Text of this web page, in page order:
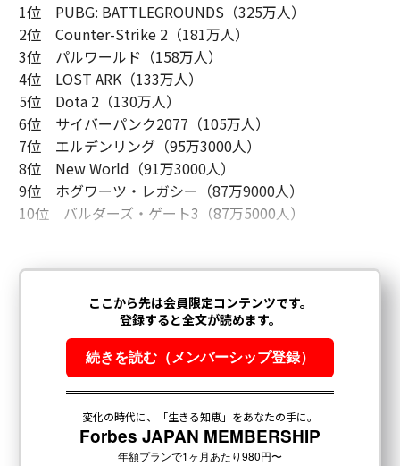
1位 PUBG: BATTLEGROUNDS（325万人）
2位 Counter-Strike 2（181万人）
3位 パルワールド（158万人）
4位 LOST ARK（133万人）
5位 Dota 2（130万人）
6位 サイバーパンク2077（105万人）
7位 エルデンリング（95万3000人）
8位 New World（91万3000人）
9位 ホグワーツ・レガシー（87万9000人）
10位 バルダーズ・ゲート3（87万5000人）